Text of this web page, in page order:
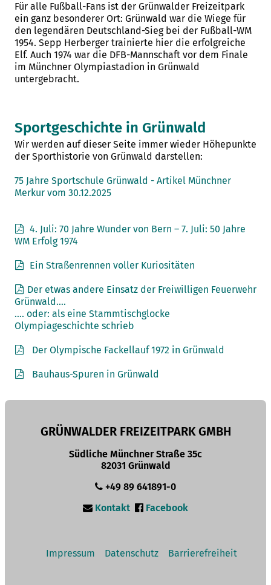
Für alle Fußball-Fans ist der Grünwalder Freizeitpark
ein ganz besonderer Ort: Grünwald war die Wiege für
den legendären Deutschland-Sieg bei der Fußball-WM
1954. Sepp Herberger trainierte hier die erfolgreiche
Elf. Auch 1974 war die DFB-Mannschaft vor dem Finale
im Münchner Olympiastadion in Grünwald
untergebracht.
Sportgeschichte in Grünwald
Wir werden auf dieser Seite immer wieder Höhepunkte
der Sporthistorie von Grünwald darstellen:
75 Jahre Sportschule Grünwald - Artikel Münchner
Merkur vom 30.12.2025
4. Juli: 70 Jahre Wunder von Bern – 7. Juli: 50 Jahre
WM Erfolg 1974
Ein Straßenrennen voller Kuriositäten
Der etwas andere Einsatz der Freiwilligen Feuerwehr
Grünwald….
…. oder: als eine Stammtischglocke
Olympiageschichte schrieb
Der Olympische Fackellauf 1972 in Grünwald
Bauhaus-Spuren in Grünwald
Impressum Datenschutz Barrierefreiheit
GRÜNWALDER FREIZEITPARK GMBH
Südliche Münchner Straße 35c
82031 Grünwald
+49 89 641891-0
Kontakt
Facebook